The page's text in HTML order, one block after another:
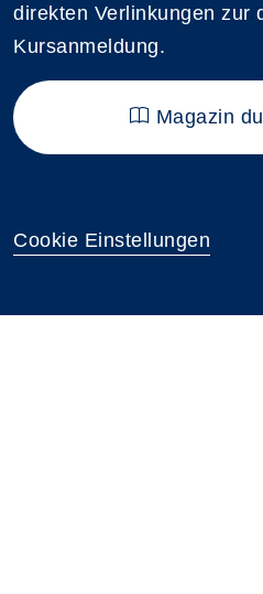
direkten Verlinkungen zur
Kursanmeldung.
Magazin
Cookie Einstellungen